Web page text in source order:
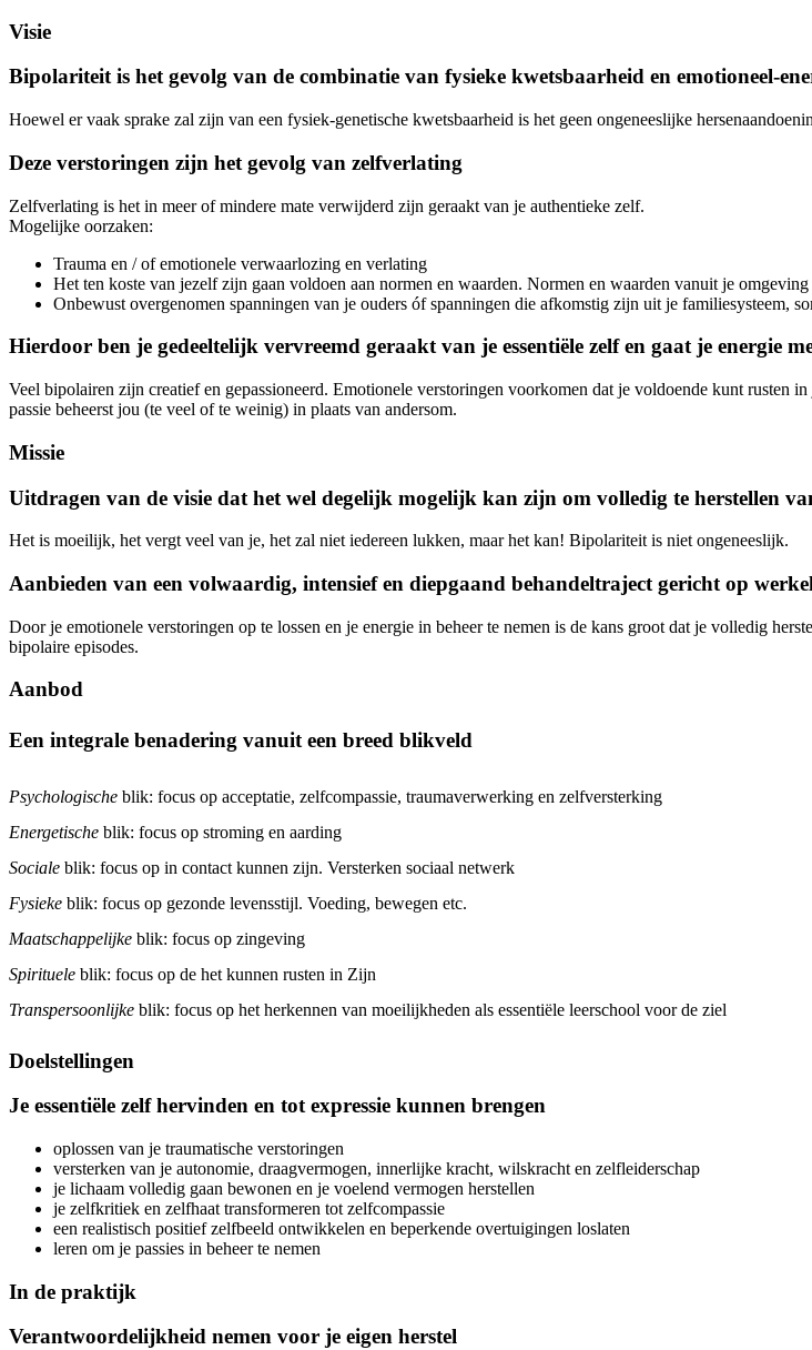
Visie
Bipolariteit is het gevolg van de combinatie van fysieke kwetsbaarheid en emotioneel-
Hoewel er vaak sprake zal zijn van een fysiek-genetische kwetsbaarheid is het geen ongeneeslijke
Deze verstoringen zijn het gevolg van zelfverlating
Zelfverlating is het in meer of mindere mate verwijderd zijn geraakt van je authentieke zelf.
Mogelijke oorzaken:
Trauma en / of emotionele verwaarlozing en verlating
Het ten koste van jezelf zijn gaan voldoen aan normen en waarden. Normen en waarden vanuit je
Onbewust overgenomen spanningen van je ouders óf spanningen die afkomstig zijn uit je familiesysteem,
Hierdoor ben je gedeeltelijk vervreemd geraakt van je essentiële zelf en gaat je energie
Veel bipolairen zijn creatief en gepassioneerd. Emotionele verstoringen voorkomen dat je voldoende kunt rusten
passie beheerst jou (te veel of te weinig) in plaats van andersom.
Missie
Uitdragen van de visie dat het wel degelijk mogelijk kan zijn om volledig te herstellen
Het is moeilijk, het vergt veel van je, het zal niet iedereen lukken, maar het kan! Bipolariteit is niet ongeneeslijk.
Aanbieden van een volwaardig, intensief en diepgaand behandeltraject gericht op
Door je emotionele verstoringen op te lossen en je energie in beheer te nemen is de kans groot dat je volledig
bipolaire episodes.
Aanbod
Een integrale benadering vanuit een breed blikveld
Psychologische blik: focus op acceptatie, zelfcompassie, traumaverwerking en zelfversterking
Energetische blik: focus op stroming en aarding
Sociale blik: focus op in contact kunnen zijn. Versterken sociaal netwerk
Fysieke blik: focus op gezonde levensstijl. Voeding, bewegen etc.
Maatschappelijke blik: focus op zingeving
Spirituele blik: focus op de het kunnen rusten in Zijn
Transpersoonlijke blik: focus op het herkennen van moeilijkheden als essentiële leerschool voor de ziel
Doelstellingen
Je essentiële zelf hervinden en tot expressie kunnen brengen
oplossen van je traumatische verstoringen
versterken van je autonomie, draagvermogen, innerlijke kracht, wilskracht en zelfleiderschap
je lichaam volledig gaan bewonen en je voelend vermogen herstellen
je zelfkritiek en zelfhaat transformeren tot zelfcompassie
een realistisch positief zelfbeeld ontwikkelen en beperkende overtuigingen loslaten
leren om je passies in beheer te nemen
In de praktijk
Verantwoordelijkheid nemen voor je eigen herstel